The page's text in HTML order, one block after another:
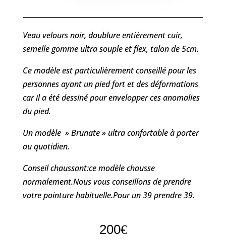
Veau velours noir, doublure entièrement cuir,
semelle gomme ultra souple et flex, talon de 5cm.
Ce modèle est particulièrement conseillé pour les
personnes ayant un pied fort et des déformations
car il a été dessiné pour envelopper ces anomalies
du pied.
Un modèle » Brunate » ultra confortable à porter
au quotidien.
Conseil chaussant:ce modèle chausse
normalement.Nous vous conseillons de prendre
votre pointure habituelle.Pour un 39 prendre 39.
200€